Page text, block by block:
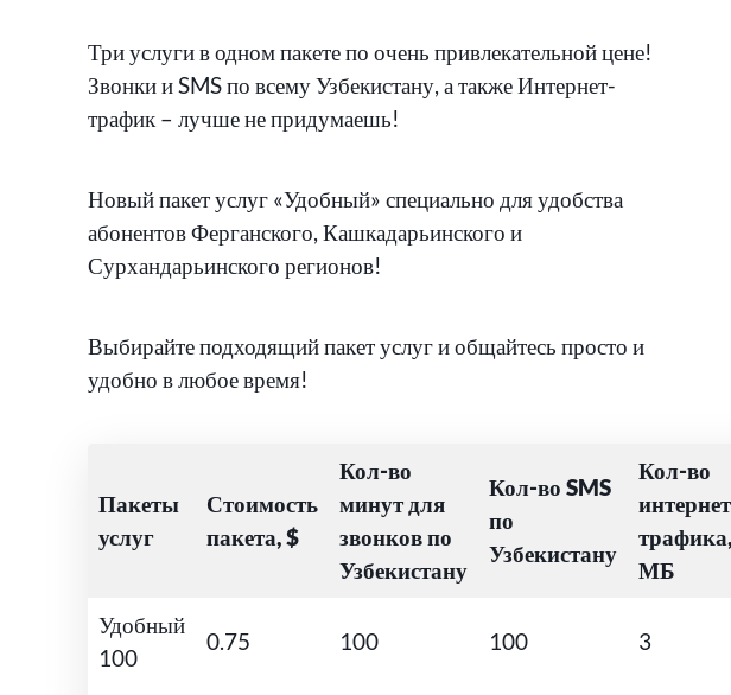
Три услуги в одном пакете по очень привлекательной цене!
Звонки и SMS по всему Узбекистану, а также Интернет-
трафик – лучше не придумаешь!
Новый пакет услуг «Удобный» специально для удобства
абонентов Ферганского, Кашкадарьинского и
Сурхандарьинского регионов!
Выбирайте подходящий пакет услуг и общайтесь просто и
удобно в любое время!
Пакеты
услуг
Стоимость
пакета, $
Кол-во
минут для
звонков по
Узбекистану
Кол-во SMS
по
Узбекистану
Кол-во
интернет
трафика,
МБ
Удобный
100
0.75 100 100 3